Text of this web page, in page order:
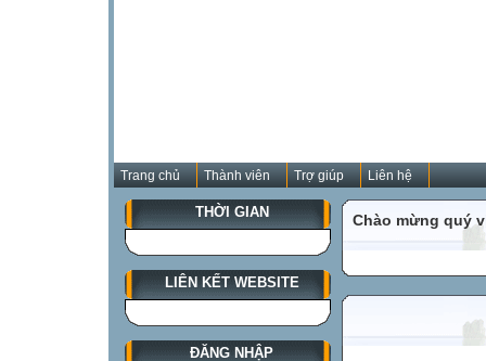
Trang chủ Thành viên Trợ giúp Liên hệ
THỜI GIAN
LIÊN KẾT WEBSITE
ĐĂNG NHẬP
Chào mừng quý